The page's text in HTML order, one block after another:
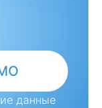
данные